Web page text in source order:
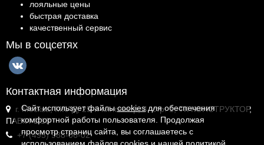
лояльные цены
быстрая доставка
качественный сервис
Мы в соцсетях
Контактная информация
г. Москва, МКАД, 25-й километр, 4, стр. 1, ТК КОНСТРУКТОР,
ПАВ.И-1.18
+7 (495) 988-06-02
Сайт использует файлыcookiesдля обеспечения
комфортной работы пользователя. Продолжая
просмотр страниц сайта, вы соглашаетесь с